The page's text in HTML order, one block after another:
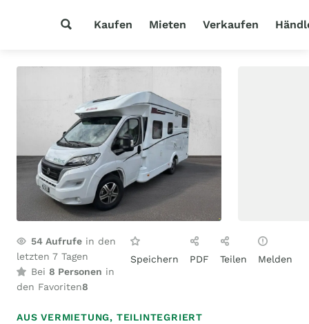
Kaufen Mieten Verkaufen
54 Aufrufe in den
letzten 7 Tagen
Bei 8 Personen in
den Favoriten8
Speichern PDF Teilen Melden
AUS VERMIETUNG, TEILINTEGRIERT